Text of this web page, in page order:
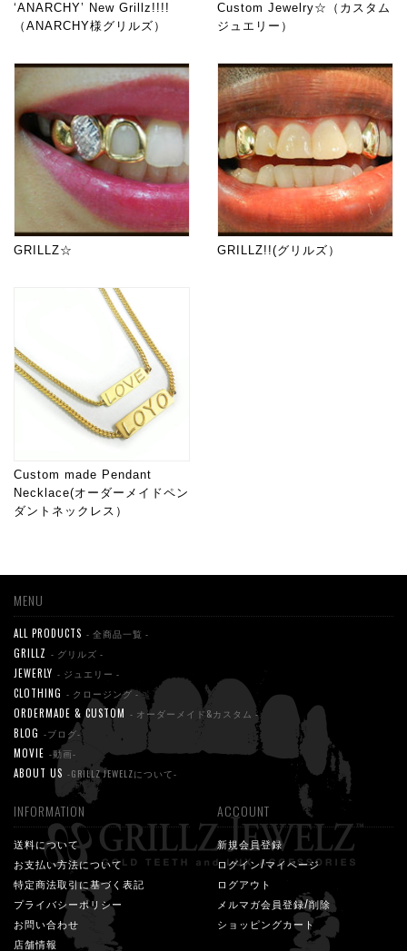
‘ANARCHY’ New Grillz!!!!
（ANARCHY様グリルズ）
Custom Jewelry☆（カスタム
ジュエリー）
GRILLZ☆ GRILLZ!!(グリルズ）
Custom made Pendant
Necklace(オーダーメイドペン
ダントネックレス）
MENU
ALL PRODUCTS - 全商品一覧 -
GRILLZ - グリルズ -
JEWERLY - ジュエリー -
CLOTHING - クロージング -
ORDERMADE & CUSTOM - オーダーメイド&カスタム -
BLOG -ブログ-
MOVIE -動画-
ABOUT US -GRILLZ JEWELZについて-
INFORMATION
送料について
お支払い方法について
特定商法取引に基づく表記
プライバシーポリシー
お問い合わせ
店舗情報
ACCOUNT
新規会員登録
ログイン/マイページ
ログアウト
メルマガ会員登録/削除
ショッピングカート